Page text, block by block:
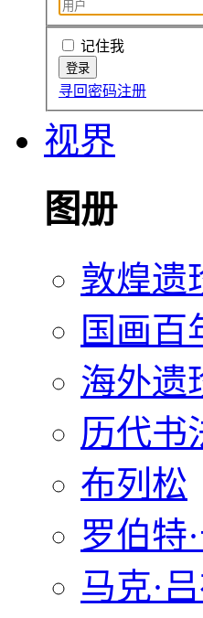
记住我
寻回密码注册
视界
图册
敦煌遗
国画百
海外遗
历代书
布列松
罗伯特
马克·